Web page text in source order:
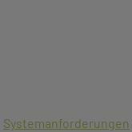
Systemanforderungen